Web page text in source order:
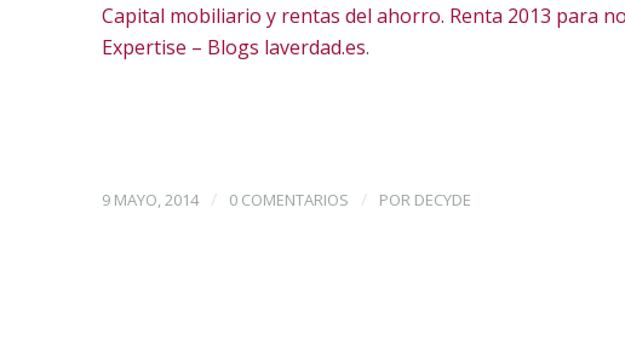
Capital mobiliario y rentas del ahorro. Renta 2013 para
Expertise – Blogs laverdad.es.
9 MAYO, 2014 / 0 COMENTARIOS / POR DECYDE